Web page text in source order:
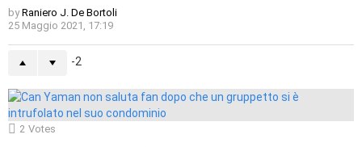
by Raniero J. De Bortoli
25 Maggio 2021, 17:19
-2
2 Votes